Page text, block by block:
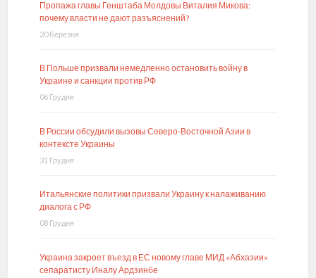
Пропажа главы Генштаба Молдовы Виталия Микова:
почему власти не дают разъяснений?
20 Березня
В Польше призвали немедленно остановить войну в
Украине и санкции против РФ
06 Грудня
В России обсудили вызовы Северо-Восточной Азии в
контексте Украины
31 Грудня
Итальянские политики призвали Украину к налаживанию
диалога с РФ
08 Грудня
Украина закроет въезд в ЕС новому главе МИД «Абхазии»
сепаратисту Иналу Ардзинбе